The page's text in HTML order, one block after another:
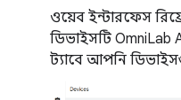
ওয়েব ইন্টারফেস
ডিভাইসটি OmniLab
ট্যাবে আপনি